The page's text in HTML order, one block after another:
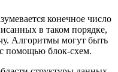
конечное число
в таком порядке,
Алгоритмы могут быть
помощью блок-схем.